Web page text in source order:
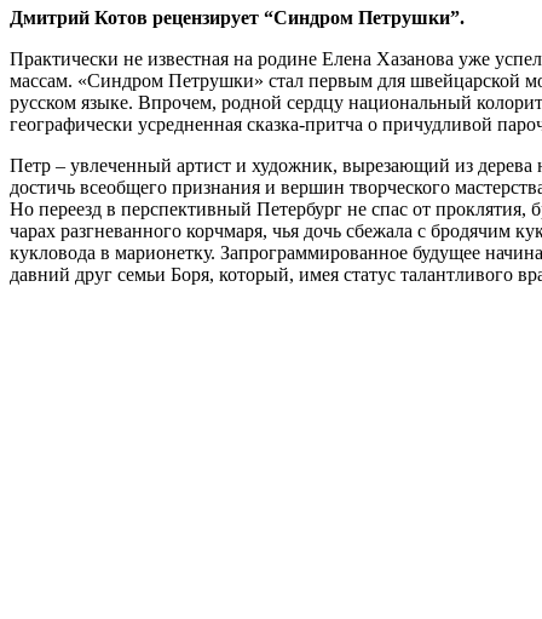
Дмитрий Котов рецензирует “Синдром Петрушки”.
Практически не известная на родине Елена Хазанова уже
массам. «Синдром Петрушки» стал первым для швейцарской
русском языке. Впрочем, родной сердцу национальный
географически усредненная сказка-притча о причудливой
Петр – увлеченный артист и художник, вырезающий из
достичь всеобщего признания и вершин творческого
Но переезд в перспективный Петербург не спас от
чарах разгневанного корчмаря, чья дочь сбежала с бродячим
кукловода в марионетку. Запрограммированное будущее
давний друг семьи Боря, который, имея статус талантливого